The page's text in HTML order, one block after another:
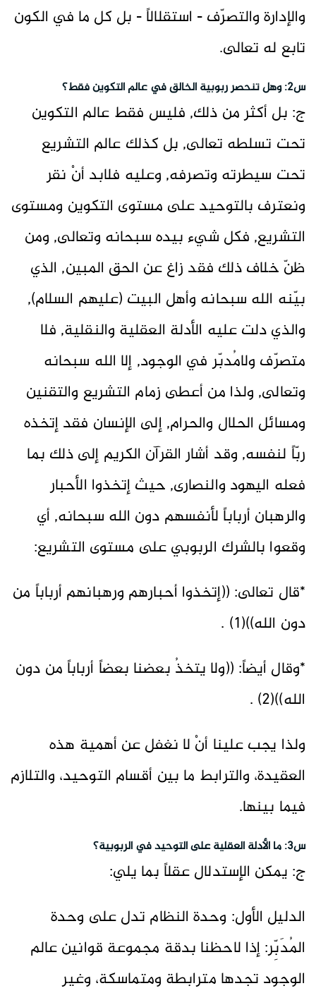
والإدارة والتصرّف - استقلالاً - بل كل ما في الكون
تابع له تعالى.
س2: وهل تنحصر ربوبية الخالق في عالم التكوين فقط؟
ج: بل أكثر من ذلك, فليس فقط عالم التكوين
تحت تسلطه تعالى, بل كذلك عالم التشريع
تحت سيطرته وتصرفه, وعليه فلابد أنْ نقر
ونعترف بالتوحيد على مستوى التكوين ومستوى
التشريع, فكل شيء بيده سبحانه وتعالى, ومن
ظنّ خلاف ذلك فقد زاغ عن الحق المبين, الذي
بيّنه الله سبحانه وأهل البيت (عليهم السلام),
والذي دلت عليه الأدلة العقلية والنقلية, فلا
متصرّف ولامُدبّر في الوجود, إلا الله سبحانه
وتعالى, ولذا من أعطى زمام التشريع والتقنين
ومسائل الحلال والحرام, إلى الإنسان فقد إتخذه
ربّاً لنفسه, وقد أشار القرآن الكريم إلى ذلك بما
فعله اليهود والنصارى, حيث إتخذوا الأحبار
والرهبان أرباباً لأنفسهم دون الله سبحانه, أي
وقعوا بالشرك الربوبي على مستوى التشريع:
*قال تعالى: ((إتخذوا أحبارهم ورهبانهم أرباباً من
دون الله))(1) .
*وقال أيضاً: ((ولا يتخذُ بعضنا بعضاً أرباباً من دون
الله))(2) .
ولذا يجب علينا أنْ لا نغفل عن أهمية هذه
العقيدة، والترابط ما بين أقسام التوحيد، والتلازم
فيما بينها.
س3: ما الأدلة العقلية على التوحيد في الربوبية؟
ج: يمكن الإستدلال عقلاً بما يلي:
الدليل الأول: وحدة النظام تدل على وحدة
المُدَبِّر: إذا لاحظنا بدقة مجموعة قوانين عالم
الوجود تجدها مترابطة ومتماسكة، وغير